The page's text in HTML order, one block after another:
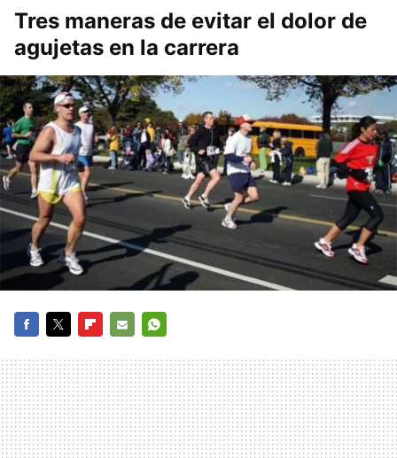
Tres maneras de evitar el dolor de
agujetas en la carrera
MAIL